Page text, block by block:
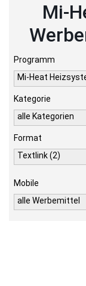
Mi-
Programm
Mi-Heat
Kategorie
alle Kategorien
Format
Textlink (2)
Mobile
alle Werbemittel